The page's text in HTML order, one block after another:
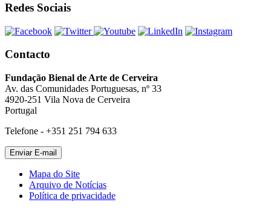
Redes Sociais
Contacto
Fundação Bienal de Arte de Cerveira
Av. das Comunidades Portuguesas, nº 33
4920-251 Vila Nova de Cerveira
Portugal
Telefone - +351 251 794 633
Mapa do Site
Arquivo de Notícias
Política de privacidade